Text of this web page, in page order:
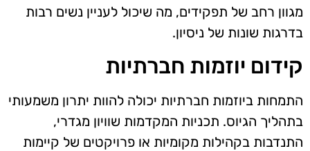
מגוון רחב של תפקידים, מה שיכול לעניין נשים רבות
בדרגות שונות של ניסיון.
קידום יוזמות חברתיות
התמחות ביוזמות חברתיות יכולה להוות יתרון משמעותי
בתהליך הגיוס. תכניות המקדמות שוויון מגדרי,
התנדבות בקהילות מקומיות או פרויקטים של קיימות